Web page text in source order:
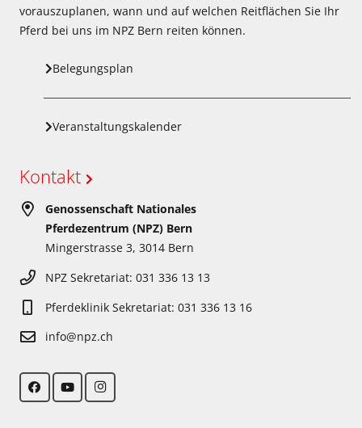
vorauszuplanen, wann und auf welchen Reitflächen Sie Ihr
Pferd bei uns im NPZ Bern reiten können.
Belegungsplan
Veranstaltungskalender
Kontakt
Genossenschaft Nationales
Pferdezentrum (NPZ) Bern
Mingerstrasse 3, 3014 Bern
NPZ Sekretariat: 031 336 13 13
Pferdeklinik Sekretariat: 031 336 13 16
info@npz.ch